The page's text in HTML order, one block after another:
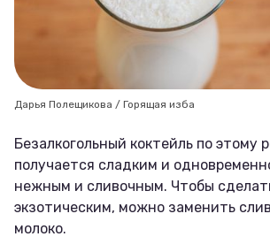
Дарья Полещикова / Горящая изба
Безалкогольный коктейль по этому
получается сладким и
нежным и сливочным. Чтобы
экзотическим, можно заменить
молоко.